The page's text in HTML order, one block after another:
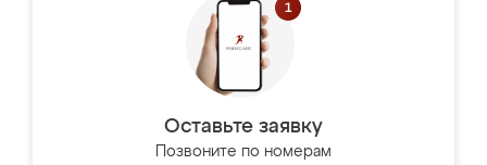
Оставьте заявку
Позвоните по номерам